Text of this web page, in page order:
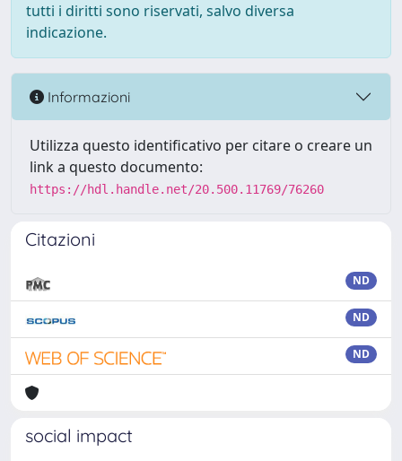
tutti i diritti sono riservati, salvo diversa
indicazione.
Informazioni
Utilizza questo identificativo per citare o creare un
link a questo documento:
https://hdl.handle.net/20.500.11769/76260
Citazioni
ND
ND
ND
social impact